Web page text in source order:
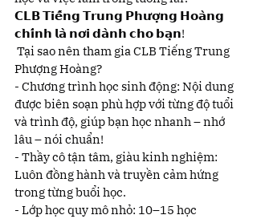
𝗖𝗟𝗕 𝗧𝗶𝗲̂́𝗻𝗴 𝗧𝗿𝘂𝗻𝗴 𝗣𝗵𝘂̛𝗼̛̣𝗻𝗴 𝗛𝗼𝗮̀𝗻𝗴
𝗰𝗵𝗶́𝗻𝗵 𝗹𝗮̀ 𝗻𝗼̛𝗶 𝗱𝗮̀𝗻𝗵 𝗰𝗵𝗼 𝗯𝗮̣𝗻!
Tại sao nên tham gia CLB Tiếng Trung
Phượng Hoàng?
- Chương trình học sinh động: Nội dung
được biên soạn phù hợp với từng độ tuổi
và trình độ, giúp bạn học nhanh – nhớ
lâu – nói chuẩn!
- Thầy cô tận tâm, giàu kinh nghiệm:
Luôn đồng hành và truyền cảm hứng
trong từng buổi học.
- Lớp học quy mô nhỏ: 10–15 học